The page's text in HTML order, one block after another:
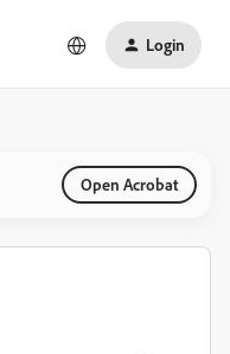
Login
Open Acrobat